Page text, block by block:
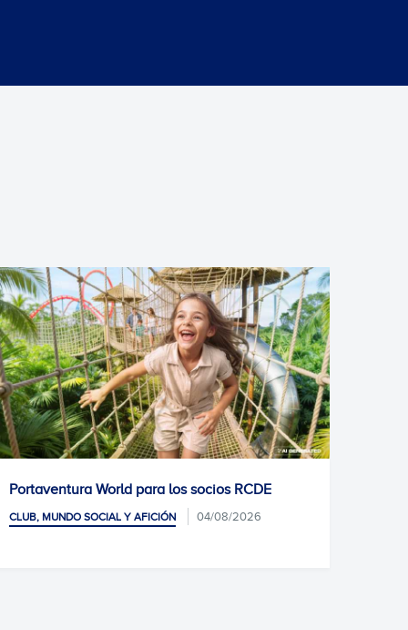
para los socios RCDE
Y AFICIÓN 04/08/2026